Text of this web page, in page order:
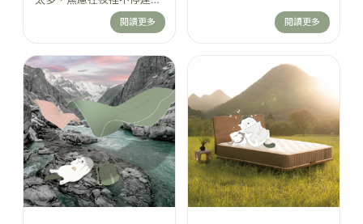
轉。於是，一座不催你奔跑
的島悄悄出現。 當你願意
——
閱讀更多
都變得不合理——像被厚棉
被溫柔按住。在暖湯、雲眠
鬧」翻譯成白噪音，把「走
春」改成慢慢滾動。這是一
場用暫停，換回夢的過年。
閱讀更多